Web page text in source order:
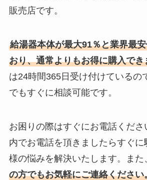
販売店です。
給湯器本体が最大91％と業界最
おり、通常よりもお得に購入でき
は24時間365日受け付けているの
でもすぐに相談可能です。
お困りの際はすぐにお電話くださ
内でお電話を頂きましたらすぐに
様の悩みを解決いたします。また
の方でもお気軽にご連絡ください